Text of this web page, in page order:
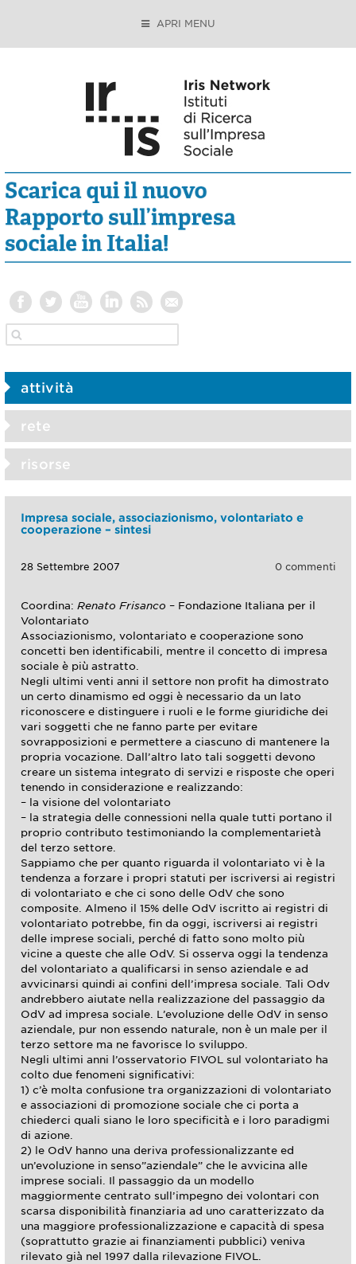
APRI MENU
attività
rete
risorse
Impresa sociale, associazionismo, volontariato e
cooperazione – sintesi
0 commenti
28 Settembre 2007
Coordina: Renato Frisanco – Fondazione Italiana per il
Volontariato
Associazionismo, volontariato e cooperazione sono
concetti ben identificabili, mentre il concetto di impresa
sociale è più astratto.
Negli ultimi venti anni il settore non profit ha dimostrato
un certo dinamismo ed oggi è necessario da un lato
riconoscere e distinguere i ruoli e le forme giuridiche dei
vari soggetti che ne fanno parte per evitare
sovrapposizioni e permettere a ciascuno di mantenere la
propria vocazione. Dall’altro lato tali soggetti devono
creare un sistema integrato di servizi e risposte che operi
tenendo in considerazione e realizzando:
– la visione del volontariato
– la strategia delle connessioni nella quale tutti portano il
proprio contributo testimoniando la complementarietà
del terzo settore.
Sappiamo che per quanto riguarda il volontariato vi è la
tendenza a forzare i propri statuti per iscriversi ai registri
di volontariato e che ci sono delle OdV che sono
composite. Almeno il 15% delle OdV iscritto ai registri di
volontariato potrebbe, fin da oggi, iscriversi ai registri
delle imprese sociali, perché di fatto sono molto più
vicine a queste che alle OdV. Si osserva oggi la tendenza
del volontariato a qualificarsi in senso aziendale e ad
avvicinarsi quindi ai confini dell’impresa sociale. Tali Odv
andrebbero aiutate nella realizzazione del passaggio da
OdV ad impresa sociale. L’evoluzione delle OdV in senso
aziendale, pur non essendo naturale, non è un male per il
terzo settore ma ne favorisce lo sviluppo.
Negli ultimi anni l’osservatorio FIVOL sul volontariato ha
colto due fenomeni significativi:
1) c’è molta confusione tra organizzazioni di volontariato
e associazioni di promozione sociale che ci porta a
chiederci quali siano le loro specificità e i loro paradigmi
di azione.
2) le OdV hanno una deriva professionalizzante ed
un’evoluzione in senso”aziendale” che le avvicina alle
imprese sociali. Il passaggio da un modello
maggiormente centrato sull’impegno dei volontari con
scarsa disponibilità finanziaria ad uno caratterizzato da
una maggiore professionalizzazione e capacità di spesa
(soprattutto grazie ai finanziamenti pubblici) veniva
rilevato già nel 1997 dalla rilevazione FIVOL.